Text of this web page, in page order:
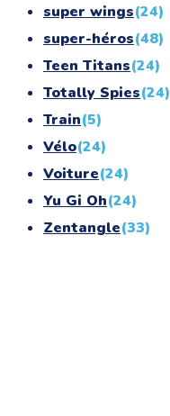
super wings(24)
super-héros(48)
Teen Titans(24)
Totally Spies(24)
Train(5)
Vélo(24)
Voiture(24)
Yu Gi Oh(24)
Zentangle(33)